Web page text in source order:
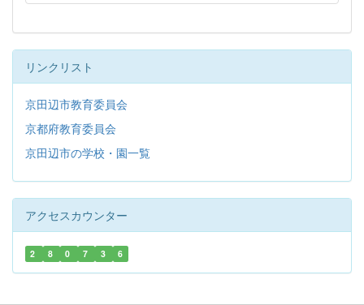
リンクリスト
京田辺市教育委員会
京都府教育委員会
京田辺市の学校・園一覧
アクセスカウンター
2 8 0 7 3 6